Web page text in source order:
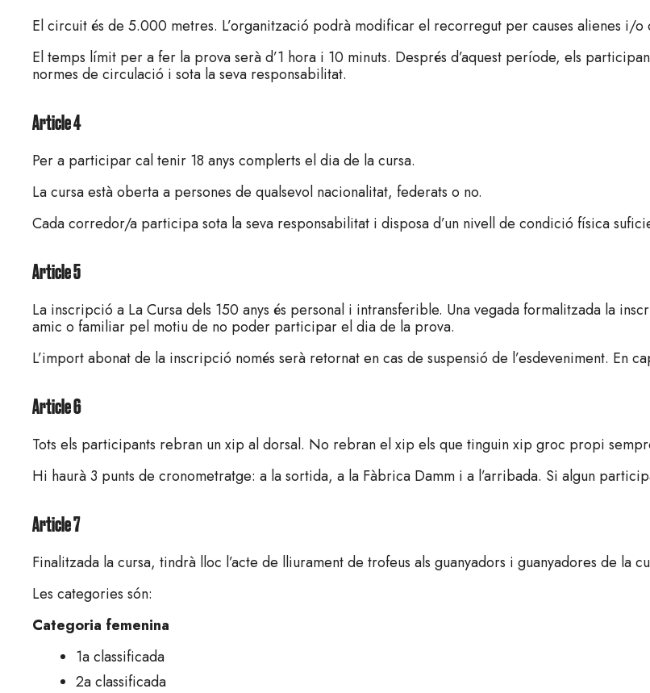
El circuit és de 5.000 metres. L’organització podrà modificar el recorregut per causes alienes i/o
El temps límit per a fer la prova serà d’1 hora i 10 minuts. Després d’aquest període, els
normes de circulació i sota la seva responsabilitat.
Article 4
Per a participar cal tenir 18 anys complerts el dia de la cursa.
La cursa està oberta a persones de qualsevol nacionalitat, federats o no.
Cada corredor/a participa sota la seva responsabilitat i disposa d’un nivell de condició física
Article 5
La inscripció a La Cursa dels 150 anys és personal i intransferible. Una vegada formalitzada la
amic o familiar pel motiu de no poder participar el dia de la prova.
L’import abonat de la inscripció només serà retornat en cas de suspensió de l’esdeveniment. En
Article 6
Tots els participants rebran un xip al dorsal. No rebran el xip els que tinguin xip groc propi
Hi haurà 3 punts de cronometratge: a la sortida, a la Fàbrica Damm i a l’arribada. Si algun
Article 7
Finalitzada la cursa, tindrà lloc l’acte de lliurament de trofeus als guanyadors i guanyadores de la
Les categories són:
Categoria femenina
1a classificada
2a classificada